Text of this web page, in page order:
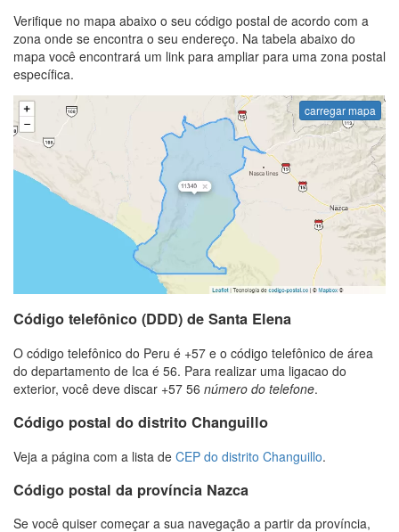
Verifique no mapa abaixo o seu código postal de acordo com a
zona onde se encontra o seu endereço. Na tabela abaixo do
mapa você encontrará um link para ampliar para uma zona postal
específica.
carregar mapa
Código telefônico (DDD) de Santa Elena
O código telefônico do Peru é +57 e o código telefônico de área
do departamento de Ica é 56. Para realizar uma ligacao do
exterior, você deve discar +57 56 número do telefone.
Código postal do distrito Changuillo
Veja a página com a lista de CEP do distrito Changuillo.
Código postal da província Nazca
Se você quiser começar a sua navegação a partir da província,